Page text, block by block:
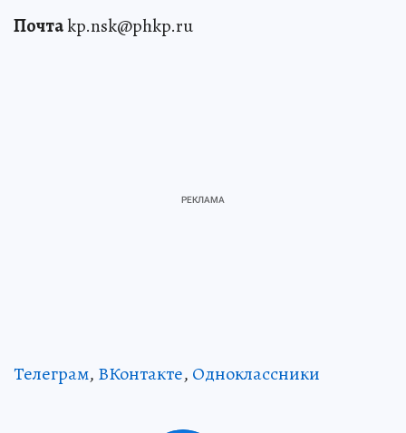
Почтаkp.nsk@phkp.ru
Телеграм, ВКонтакте, Одноклассники